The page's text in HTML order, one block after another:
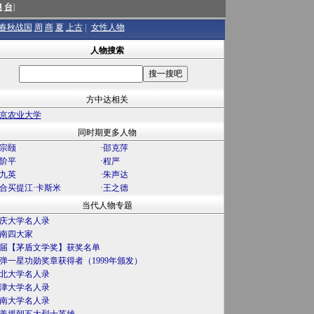
台]
秋战国 周 商 夏 上古 女性人物
人物搜索
方中达相关
农业大学
同时期更多人物
颐 ·邵克萍
平 ·程严
英 ·朱声达
买提江·卡斯米 ·王之德
当代人物专题
大学名人录
四大家
【茅盾文学奖】获奖名单
一星功勋奖章获得者（1999年颁发）
大学名人录
大学名人录
大学名人录